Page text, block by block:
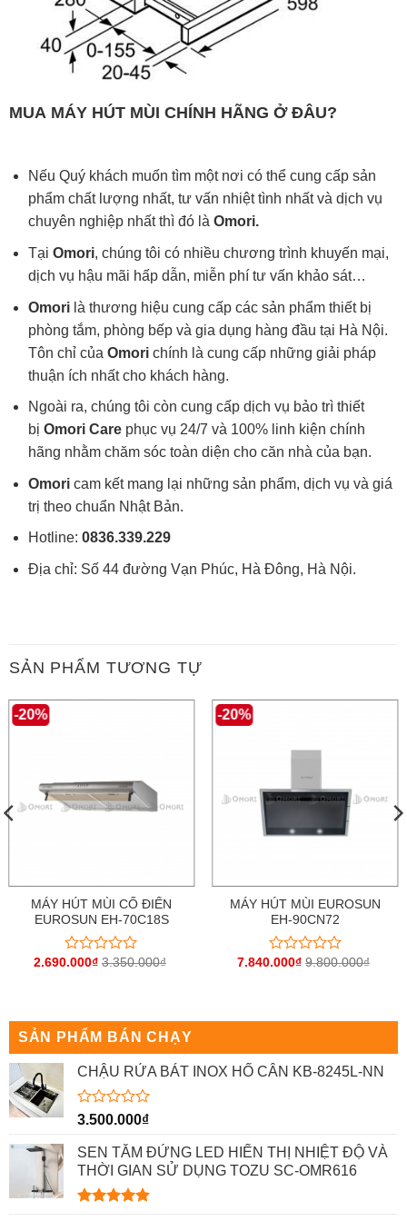
MUA MÁY HÚT MÙI CHÍNH HÃNG Ở ĐÂU?
Nếu Quý khách muốn tìm một nơi có thể cung cấp sản
phẩm chất lượng nhất, tư vấn nhiệt tình nhất và dịch vụ
chuyên nghiệp nhất thì đó là Omori.
Tại Omori, chúng tôi có nhiều chương trình khuyến mại,
dịch vụ hậu mãi hấp dẫn, miễn phí tư vấn khảo sát…
Omori là thương hiệu cung cấp các sản phẩm thiết bị
phòng tắm, phòng bếp và gia dụng hàng đầu tại Hà Nội.
Tôn chỉ của Omorichính là cung cấp những giải pháp
thuận ích nhất cho khách hàng.
Ngoài ra, chúng tôi còn cung cấp dịch vụ bảo trì thiết
bị Omori Carephục vụ 24/7 và 100% linh kiện chính
hãng nhằm chăm sóc toàn diện cho căn nhà của bạn.
Omoricam kết mang lại những sản phẩm, dịch vụ và giá
trị theo chuẩn Nhật Bản.
Hotline: 0836.339.229
Địa chỉ: Số 44 đường Vạn Phúc, Hà Đông, Hà Nội.
SẢN PHẨM TƯƠNG TỰ
-20%
MÁY HÚT MÙI CỔ ĐIỂN
EUROSUN EH-70C18S
Được
5
sao
2.690.000₫ 3.350.000₫
-20%
MÁY HÚT MÙI EUROSUN
EH-90CN72
Được
5
7.840.000₫ 9.800.000₫
SẢN PHẨM BÁN CHẠY
CHẬU RỬA BÁT INOX HỐ CÂN KB-8245L-NN
Được
hạng
0
5
sao
3.500.000₫
SEN TẮM ĐỨNG LED HIỂN THỊ NHIỆT ĐỘ VÀ
THỜI GIAN SỬ DỤNG TOZU SC-OMR616